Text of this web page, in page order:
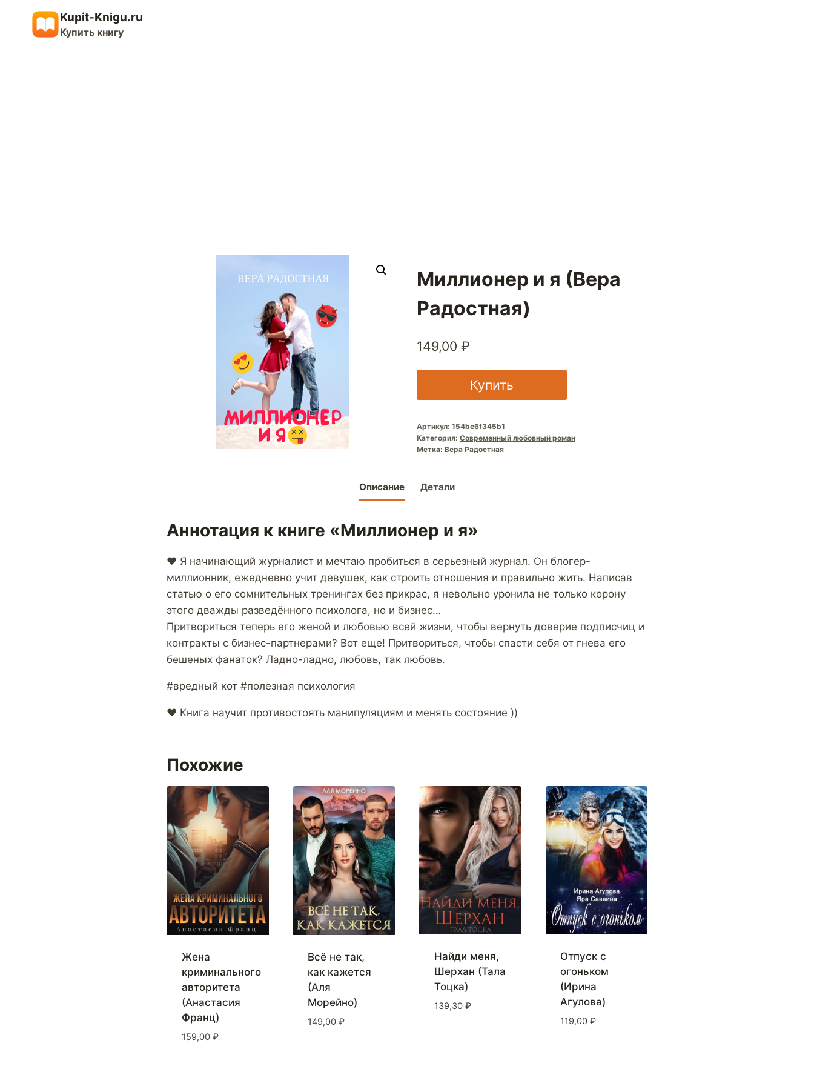
содержимому
Kupit-Knigu.ru
Купить книгу
Миллионер и я (Вера
Радостная)
149,00 ₽
Купить
Артикул: 154be6f345b1
Категория: Современный любовный роман
Метка: Вера Радостная
Описание Детали
Аннотация к книге «Миллионер и я»
❤ Я начинающий журналист и мечтаю пробиться в серьезный журнал. Он блогер-
миллионник, ежедневно учит девушек, как строить отношения и правильно жить. Написав
статью о его сомнительных тренингах без прикрас, я невольно уронила не только корону
этого дважды разведённого психолога, но и бизнес…
Притвориться теперь его женой и любовью всей жизни, чтобы вернуть доверие подписчиц и
контракты с бизнес-партнерами? Вот еще! Притвориться, чтобы спасти себя от гнева его
бешеных фанаток? Ладно-ладно, любовь, так любовь.
#вредный кот #полезная психология
❤ Книга научит противостоять манипуляциям и менять состояние ))
Похожие
Жена
криминального
авторитета
(Анастасия
Франц)
159,00 ₽
Всё не так,
как кажется
(Аля
Морейно)
149,00 ₽
Найди меня,
Шерхан (Тала
Тоцка)
139,30 ₽
Отпуск с
огоньком
(Ирина
Агулова)
119,00 ₽